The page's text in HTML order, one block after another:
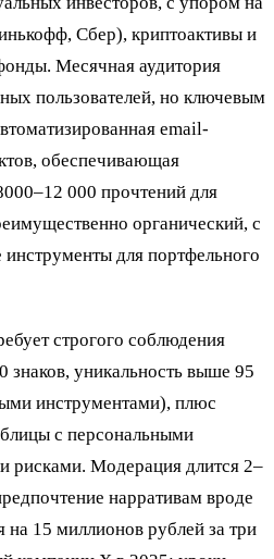
Сбер), криптоактивы и
Месячная аудитория
пользователей, но ключевым
email-
обеспечивающая
000 прочтений для
органический, с
для портфельного
строгого соблюдения
знаков, уникальность выше 95
инструментами), плюс
с персональными
рисками. Модерация длится 2–
нарративам вроде
15 миллионов рублей за три